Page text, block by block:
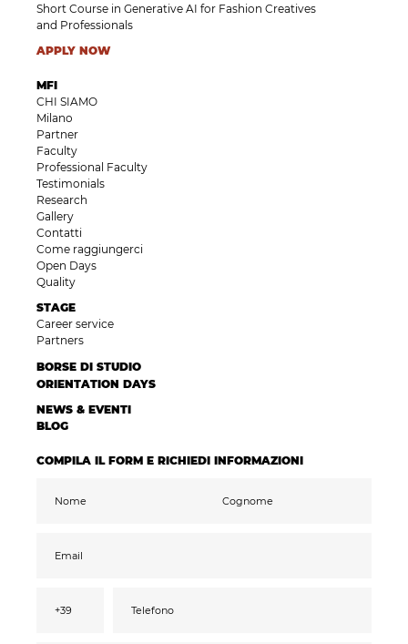
Short Course in Generative AI for Fashion Creatives
and Professionals
APPLY NOW
MFI
CHI SIAMO
Milano
Partner
Faculty
Professional Faculty
Testimonials
Research
Gallery
Contatti
Come raggiungerci
Open Days
Quality
STAGE
Career service
Partners
BORSE DI STUDIO
ORIENTATION DAYS
NEWS & EVENTI
BLOG
COMPILA IL FORM E RICHIEDI INFORMAZIONI